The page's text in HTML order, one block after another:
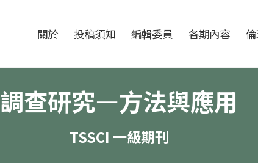
關於 投稿須知 編輯委員 各期內容
調查研究—方法與應用
TSSCI 一級期刊